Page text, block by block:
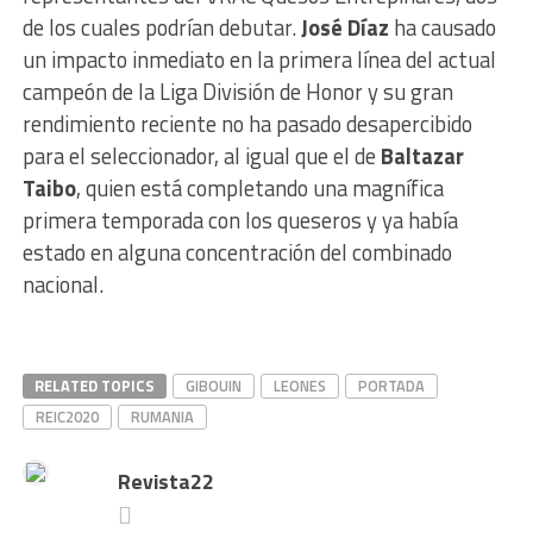
de los cuales podrían debutar.José Díaz ha causado
un impacto inmediato en la primera línea del actual
campeón de la Liga División de Honor y su gran
rendimiento reciente no ha pasado desapercibido
para el seleccionador, al igual que el de Baltazar
Taibo, quien está completando una magnífica
primera temporada con los queseros y ya había
estado en alguna concentración del combinado
nacional.
RELATED TOPICS GIBOUIN LEONES
PORTADA
REIC2020
RUMANIA
Revista22